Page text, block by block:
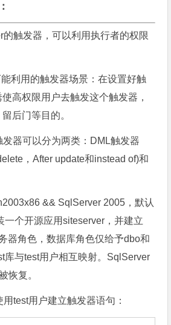
的触发器，可以利用执行者的权限
利用的触发器场景：在设置好触
高权限用户去触发这个触发器，
后门等目的。
器可以分为两类：DML触发器
，After update和instead of)和
&& SqlServer 2005，默认
一个开源应用siteserver，并建立
器角色，数据库角色仅给予dbo和
库与test用户相互映射。SqlServer
恢复。
test用户建立触发器语句：